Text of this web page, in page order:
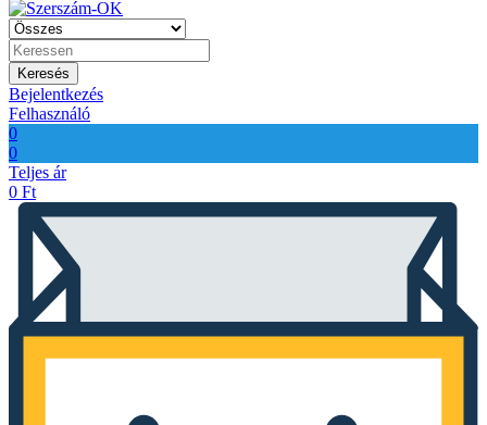
Keresés
Bejelentkezés
Felhasználó
0
0
Teljes ár
0 Ft